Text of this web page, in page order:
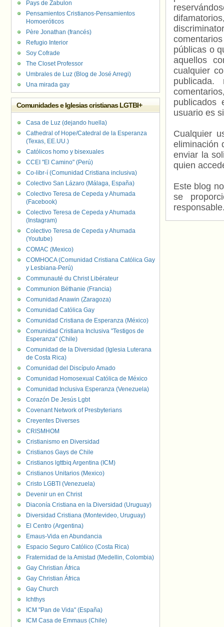
públicas o
aquellos
cualquier
usuario es
Cualquier
eliminación
enviar la
quien
Este blog
se
Pays de Zabulon
Pensamientos Cristianos-Pensamientos
Homoeróticos
Père Jonathan (francés)
Refugio Interior
Soy Cofrade
The Closet Professor
Umbrales de Luz (Blog de José Arregi)
Una mirada gay
Comunidades e Iglesias cristianas LGTBI+
Casa de Luz (dejando huella)
Cathedral of Hope/Catedral de la Esperanza
(Texas, EE.UU.)
Católicos homo y bisexuales
CCEI "El Camino" (Perú)
Co-libr-í (Comunidad Cristiana inclusiva)
Colectivo San Lázaro (Málaga, España)
Colectivo Teresa de Cepeda y Ahumada
(Facebook)
Colectivo Teresa de Cepeda y Ahumada
(Instagram)
Colectivo Teresa de Cepeda y Ahumada
(Youtube)
COMAC (Mexico)
COMHOCA (Comunidad Cristiana Católica Gay
y Lesbiana-Perú)
Communauté du Christ Libérateur
Communion Béthanie (Francia)
Comunidad Anawin (Zaragoza)
Comunidad Católica Gay
Comunidad Cristiana de Esperanza (México)
Comunidad Cristiana Inclusiva "Testigos de
Esperanza" (Chile)
Comunidad de la Diversidad (Iglesia Luterana
de Costa Rica)
Comunidad del Discípulo Amado
Comunidad Homosexual Católica de México
Comunidad Inclusiva Esperanza (Venezuela)
Corazón De Jesús Lgbt
Covenant Network of Presbyterians
Creyentes Diverses
CRISMHOM
Cristianismo en Diversidad
Cristianos Gays de Chile
Cristianos lgttbiq Argentina (ICM)
Cristianos Unitarios (Mexico)
Cristo LGBTI (Venezuela)
Devenir un en Christ
Diaconía Cristiana en la Diversidad (Uruguay)
Diversidad Cristiana (Montevideo, Uruguay)
El Centro (Argentina)
Emaus-Vida en Abundancia
Espacio Seguro Católico (Costa Rica)
Fraternidad de la Amistad (Medellin, Colombia)
Gay Christian África
Gay Christian África
Gay Church
Ichthys
ICM "Pan de Vida" (España)
ICM Casa de Emmaus (Chile)